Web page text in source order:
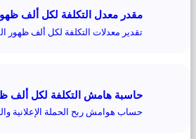
مقدر معدل التكلفة لكل ألف
تقدير معدلات التكلفة لكل ألف ظهور
حاسبة هامش التكلفة لكل ألف
حساب هوامش ربح الحملة الإعلانية